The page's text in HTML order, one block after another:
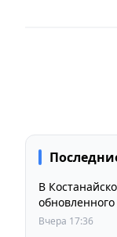
В
Вчера 17:36